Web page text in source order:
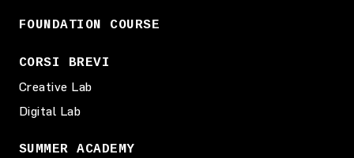
FOUNDATION COURSE
CORSI BREVI
Creative Lab
Digital Lab
SUMMER ACADEMY